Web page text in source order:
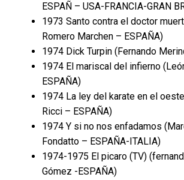
ESPAÑ – USA-FRANCIA-GRAN
1973 Santo contra el doctor
Romero Marchen – ESPAÑA)
1974 Dick Turpin (Fernando
1974 El mariscal del infierno
ESPAÑA)
1974 La ley del karate en el
Ricci – ESPAÑA)
1974 Y si no nos enfadamos
Fondatto – ESPAÑA-ITALIA)
1974-1975 El picaro (TV)
Gómez -ESPAÑA)